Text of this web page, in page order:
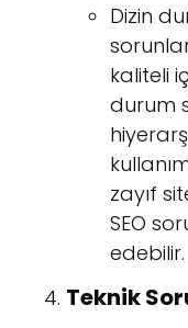
Dizin
kaliteli
durum
zayıf
SEO
edebilir.
Teknik